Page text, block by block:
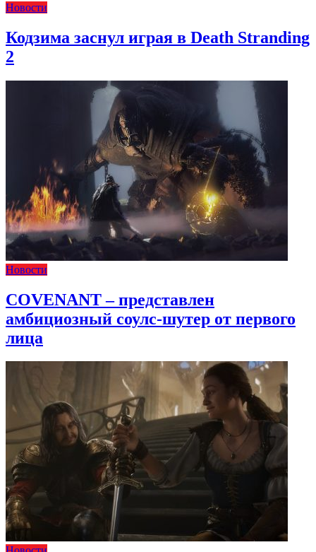
Новости
Кодзима заснул играя в Death Stranding
2
Новости
COVENANT – представлен
амбициозный соулс-шутер от первого
лица